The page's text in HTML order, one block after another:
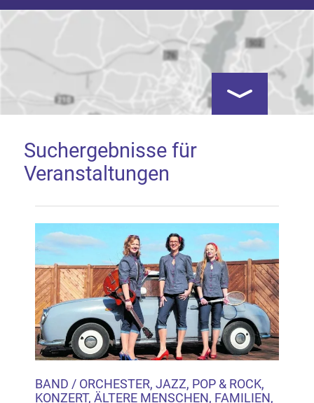
Google Map laden
Mit dem Laden der Karte akzeptieren Sie, dass die
Anwendung Google Maps beim Aktivieren von
Inhalten Cookies auf Ihrem Gerät setzt, z.B. zwecks
Reichweitenmessung und profilbasierter Werbung.
Näheres s.zur Datenschutzerklärung
Hier können Sie Ihre Cookie-
Einstellungen anpassen
Kartenansicht
Suchergebnisse für
Veranstaltungen
BAND / ORCHESTER, JAZZ, POP & ROCK,
KONZERT, ÄLTERE MENSCHEN, FAMILIEN,